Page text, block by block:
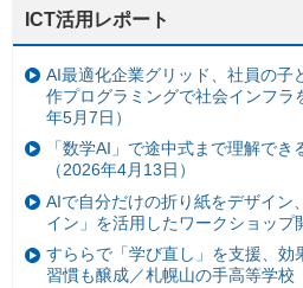
ICT活用レポート
AI最適化企業グリッド、社員の子
作プログラミングで社会インフラ
年5月7日）
「数学AI」で途中式まで理解で
（2026年4月13日）
AIで自分だけの折り紙をデザイン
イン」を活用したワークショップ
すららで「学び直し」を支援、効
習慣も醸成／札幌山の手高等学校